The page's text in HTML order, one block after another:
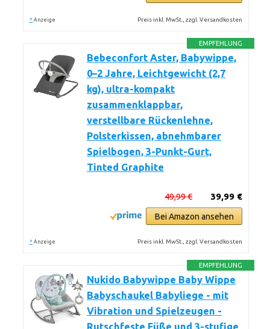
* Anzeige Preis inkl. MwSt., zzgl. Versandkosten
EMPFEHLUNG
Bebeconfort Aster, Babywippe,
0–2 Jahre, Leichtgewicht (2,7
kg), ultra-kompakt
zusammenklappbar,
verstellbare Rückenlehne,
Polsterkissen, abnehmbarer
Spielbogen, 3-Punkt-Gurt,
Tinted Graphite
39,99 €
49,99 €
Bei Amazon ansehen
* Anzeige Preis inkl. MwSt., zzgl. Versandkosten
EMPFEHLUNG
Nukido Babywippe Baby Wippe
Babyschaukel Babyliege - mit
Vibration und Spielzeugen -
Rutschfeste Füße und 3-stufige